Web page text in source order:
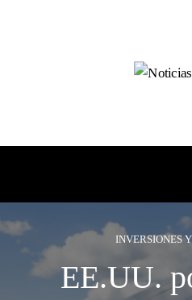
INVERSIONES
EE.UU.